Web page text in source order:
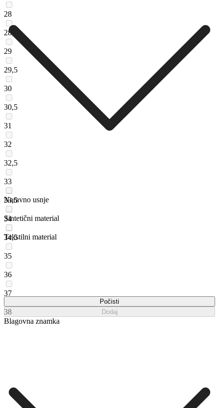
28
28,5
29
29,5
30
30,5
31
32
32,5
33
33,5
34
34,5
35
36
37
38
Naravno usnje
Sintetični material
Tekstilni material
Počisti
Dodaj
Blagovna znamka